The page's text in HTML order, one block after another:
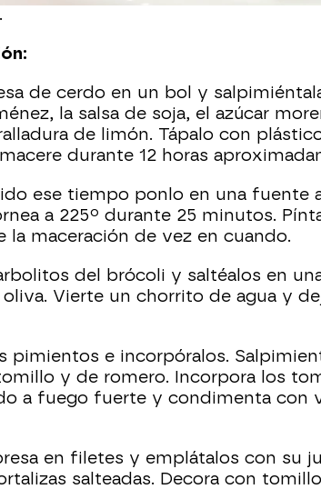
de cerdo en un bol y
la salsa de soja, el azúcar
de limón. Tápalo con
durante 12 horas
ese tiempo ponlo en una fuente
a 225º durante 25 minutos.
la maceración de vez en cuando.
del brócoli y saltéalos en
Vierte un chorrito de agua y
pimientos e incorpóralos.
y de romero. Incorpora los
a fuego fuerte y condimenta con
en filetes y emplátalos con su
salteadas. Decora con